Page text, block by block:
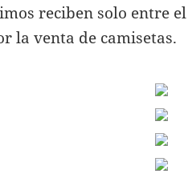
reciben solo entre
la venta de camisetas.